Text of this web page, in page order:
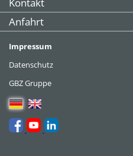
Kontakt
Anfahrt
Impressum
Datenschutz
GBZ Gruppe